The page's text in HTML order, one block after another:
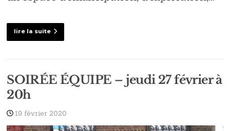
lire la suite
SOIRÉE ÉQUIPE – jeudi 27 février à
20h
19 février 2020